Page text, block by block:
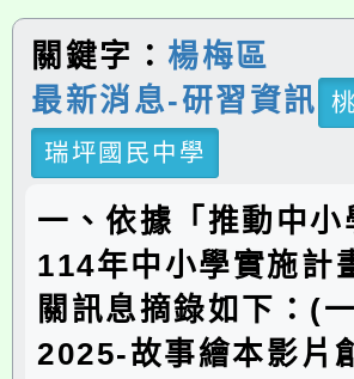
關鍵字： 楊梅區
最新消息-研習資訊
瑞坪國民中學
一、依據「推動中
114年中小學實施計
關訊息摘錄如下：(
2025-故事繪本影片